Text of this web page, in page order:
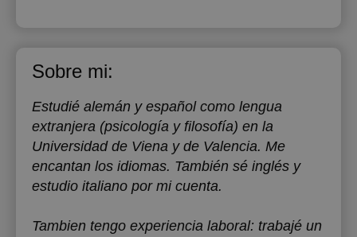
Sobre mi:
Estudié alemán y español como lengua
extranjera (psicología y filosofía) en la
Universidad de Viena y de Valencia. Me
encantan los idiomas. También sé inglés y
estudio italiano por mi cuenta.
Tambien tengo experiencia laboral: trabajé un